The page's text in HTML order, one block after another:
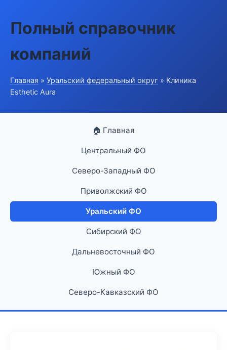
Полный справочник
компаний
Главная » Уральский федеральный округ » Клиника
Esthetic Aura
🏠 Главная
Центральный ФО
Северо-Западный ФО
Приволжский ФО
Уральский ФО
Сибирский ФО
Дальневосточный ФО
Южный ФО
Северо-Кавказский ФО